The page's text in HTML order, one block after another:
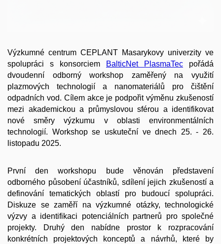
Výzkumné centrum CEPLANT Masarykovy univerzity ve
spolupráci s konsorciem
BalticNet PlasmaTec pořádá
dvoudenní odborný workshop zaměřený na využití
plazmových technologií a nanomateriálů pro čištění
odpadních vod. Cílem akce je podpořit výměnu zkušeností
mezi akademickou a průmyslovou sférou a identifikovat
nové směry výzkumu v oblasti environmentálních
technologií. Workshop se uskuteční ve dnech 25. - 26.
listopadu 2025.
První den workshopu bude věnován představení
odborného působení účastníků, sdílení jejich zkušeností a
definování tematických oblastí pro budoucí spolupráci.
Diskuze se zaměří na výzkumné otázky, technologické
výzvy a identifikaci potenciálních partnerů pro společné
projekty. Druhý den nabídne prostor k rozpracování
konkrétních projektových konceptů a návrhů, které by